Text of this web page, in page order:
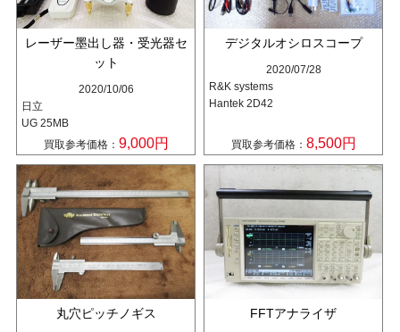
レーザー墨出し器・受光器セ
ット
2020/10/06
日立
UG 25MB
買取参考価格： 9,000円
デジタルオシロスコープ
2020/07/28
R&K systems
Hantek 2D42
買取参考価格： 8,500円
丸穴ピッチノギス FFTアナライザ